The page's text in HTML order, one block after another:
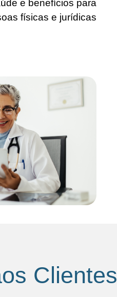
e benefícios para
físicas e jurídicas
Clientes